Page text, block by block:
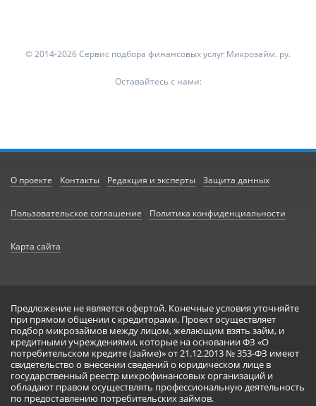
© 2014-2026 Сервис подбора финансовых услуг Микрозайм. ру.
Оставайтесь с нами:
О проекте Контакты Редакция и эксперты Защита данных
Пользовательское соглашение Политика конфиденциальности
Карта сайта
Предложение не является офертой. Конечные условия уточняйте
при прямом общении с кредиторами. Проект осуществляет
подбор микрозаймов между лицом, желающим взять займ, и
кредитными учреждениями, которые на основании ФЗ «О
потребительском кредите (займе)» от 21.12.2013 № 353-ФЗ имеют
свидетельство о внесении сведений о юридическом лице в
государственный реестр микрофинансовых организаций и
обладают правом осуществлять профессиональную деятельность
по предоставлению потребительских займов.